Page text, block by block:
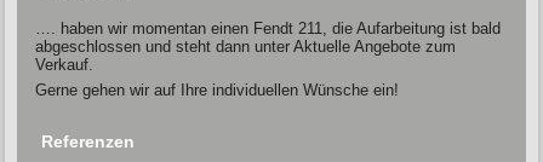
…. haben wir momentan einen Fendt 211, die Aufarbeitung ist bald
abgeschlossen und steht dann unter Aktuelle Angebote zum
Verkauf.
Gerne gehen wir auf Ihre individuellen Wünsche ein!
Referenzen